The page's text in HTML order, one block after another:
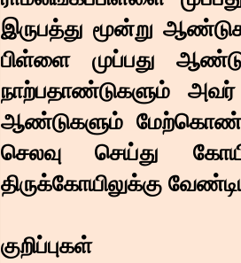
இருபத்து மூன்று
பிள்ளை முப்பது
நாற்பதாண்டுகளும்
ஆண்டுகளும்
செலவு செய்து
திருக்கோயிலுக்கு
குறிப்புகள்